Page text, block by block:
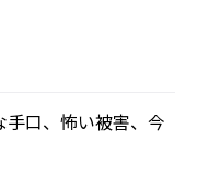
手口、怖い被害、今